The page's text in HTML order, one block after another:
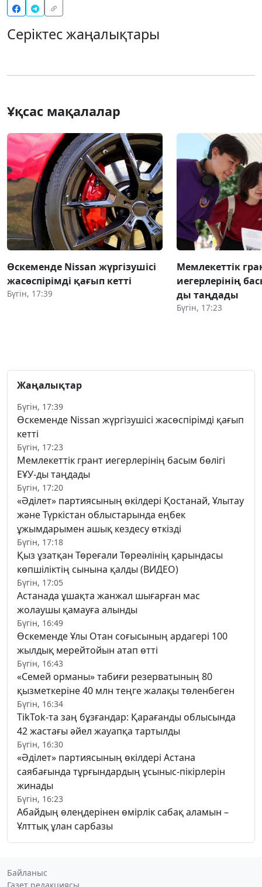
Серіктес жаңалықтары
Ұқсас мақалалар
Өскеменде Nissan жүргізушісі
жасөспірімді қағып кетті
Бүгін, 17:39
Мемлекеттік
иегерлерінің
ды таңдады
Бүгін, 17:23
Жаңалықтар
Бүгін, 17:39
Өскеменде Nissan жүргізушісі жасөспірімді қағып
кетті
Бүгін, 17:23
Мемлекеттік грант иегерлерінің басым бөлігі
ЕҰУ-ды таңдады
Бүгін, 17:20
«Әділет» партиясының өкілдері Қостанай, Ұлытау
және Түркістан облыстарында еңбек
ұжымдарымен ашық кездесу өткізді
Бүгін, 17:18
Қыз ұзатқан Төреғали Төреәлінің қарындасы
көпшіліктің сынына қалды (ВИДЕО)
Бүгін, 17:05
Астанада ұшақта жанжал шығарған мас
жолаушы қамауға алынды
Бүгін, 16:49
Өскеменде Ұлы Отан соғысының ардагері 100
жылдық мерейтойын атап өтті
Бүгін, 16:43
«Семей орманы» табиғи резерватының 80
қызметкеріне 40 млн теңге жалақы төленбеген
Бүгін, 16:34
TikTok-та заң бұзғандар: Қарағанды облысында
42 жастағы әйел жауапқа тартылды
Бүгін, 16:30
«Әділет» партиясының өкілдері Астана
саябағында тұрғындардың ұсыныс-пікірлерін
жинады
Бүгін, 16:23
Абайдың өлеңдерінен өмірлік сабақ аламын –
Ұлттық ұлан сарбазы
Байланыс